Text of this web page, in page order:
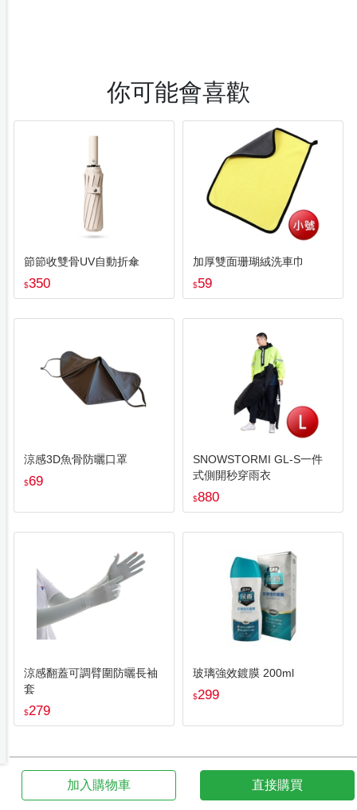
你可能會喜歡
節節收雙骨UV自動折傘
$350
加厚雙面珊瑚絨洗車巾
$59
涼感3D魚骨防曬口罩
$69
SNOWSTORMI GL-S一件
式側開秒穿雨衣
$880
涼感翻蓋可調臂圍防曬長袖
套
$279
玻璃強效鍍膜 200ml
$299
加入購物車 直接購買